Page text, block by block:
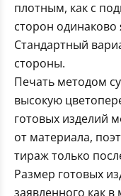
плотным, как с
сторон
Стандартный
стороны.
Печать методом
высокую
готовых изделий
от материала,
тираж только
Размер готовых
заявленного как